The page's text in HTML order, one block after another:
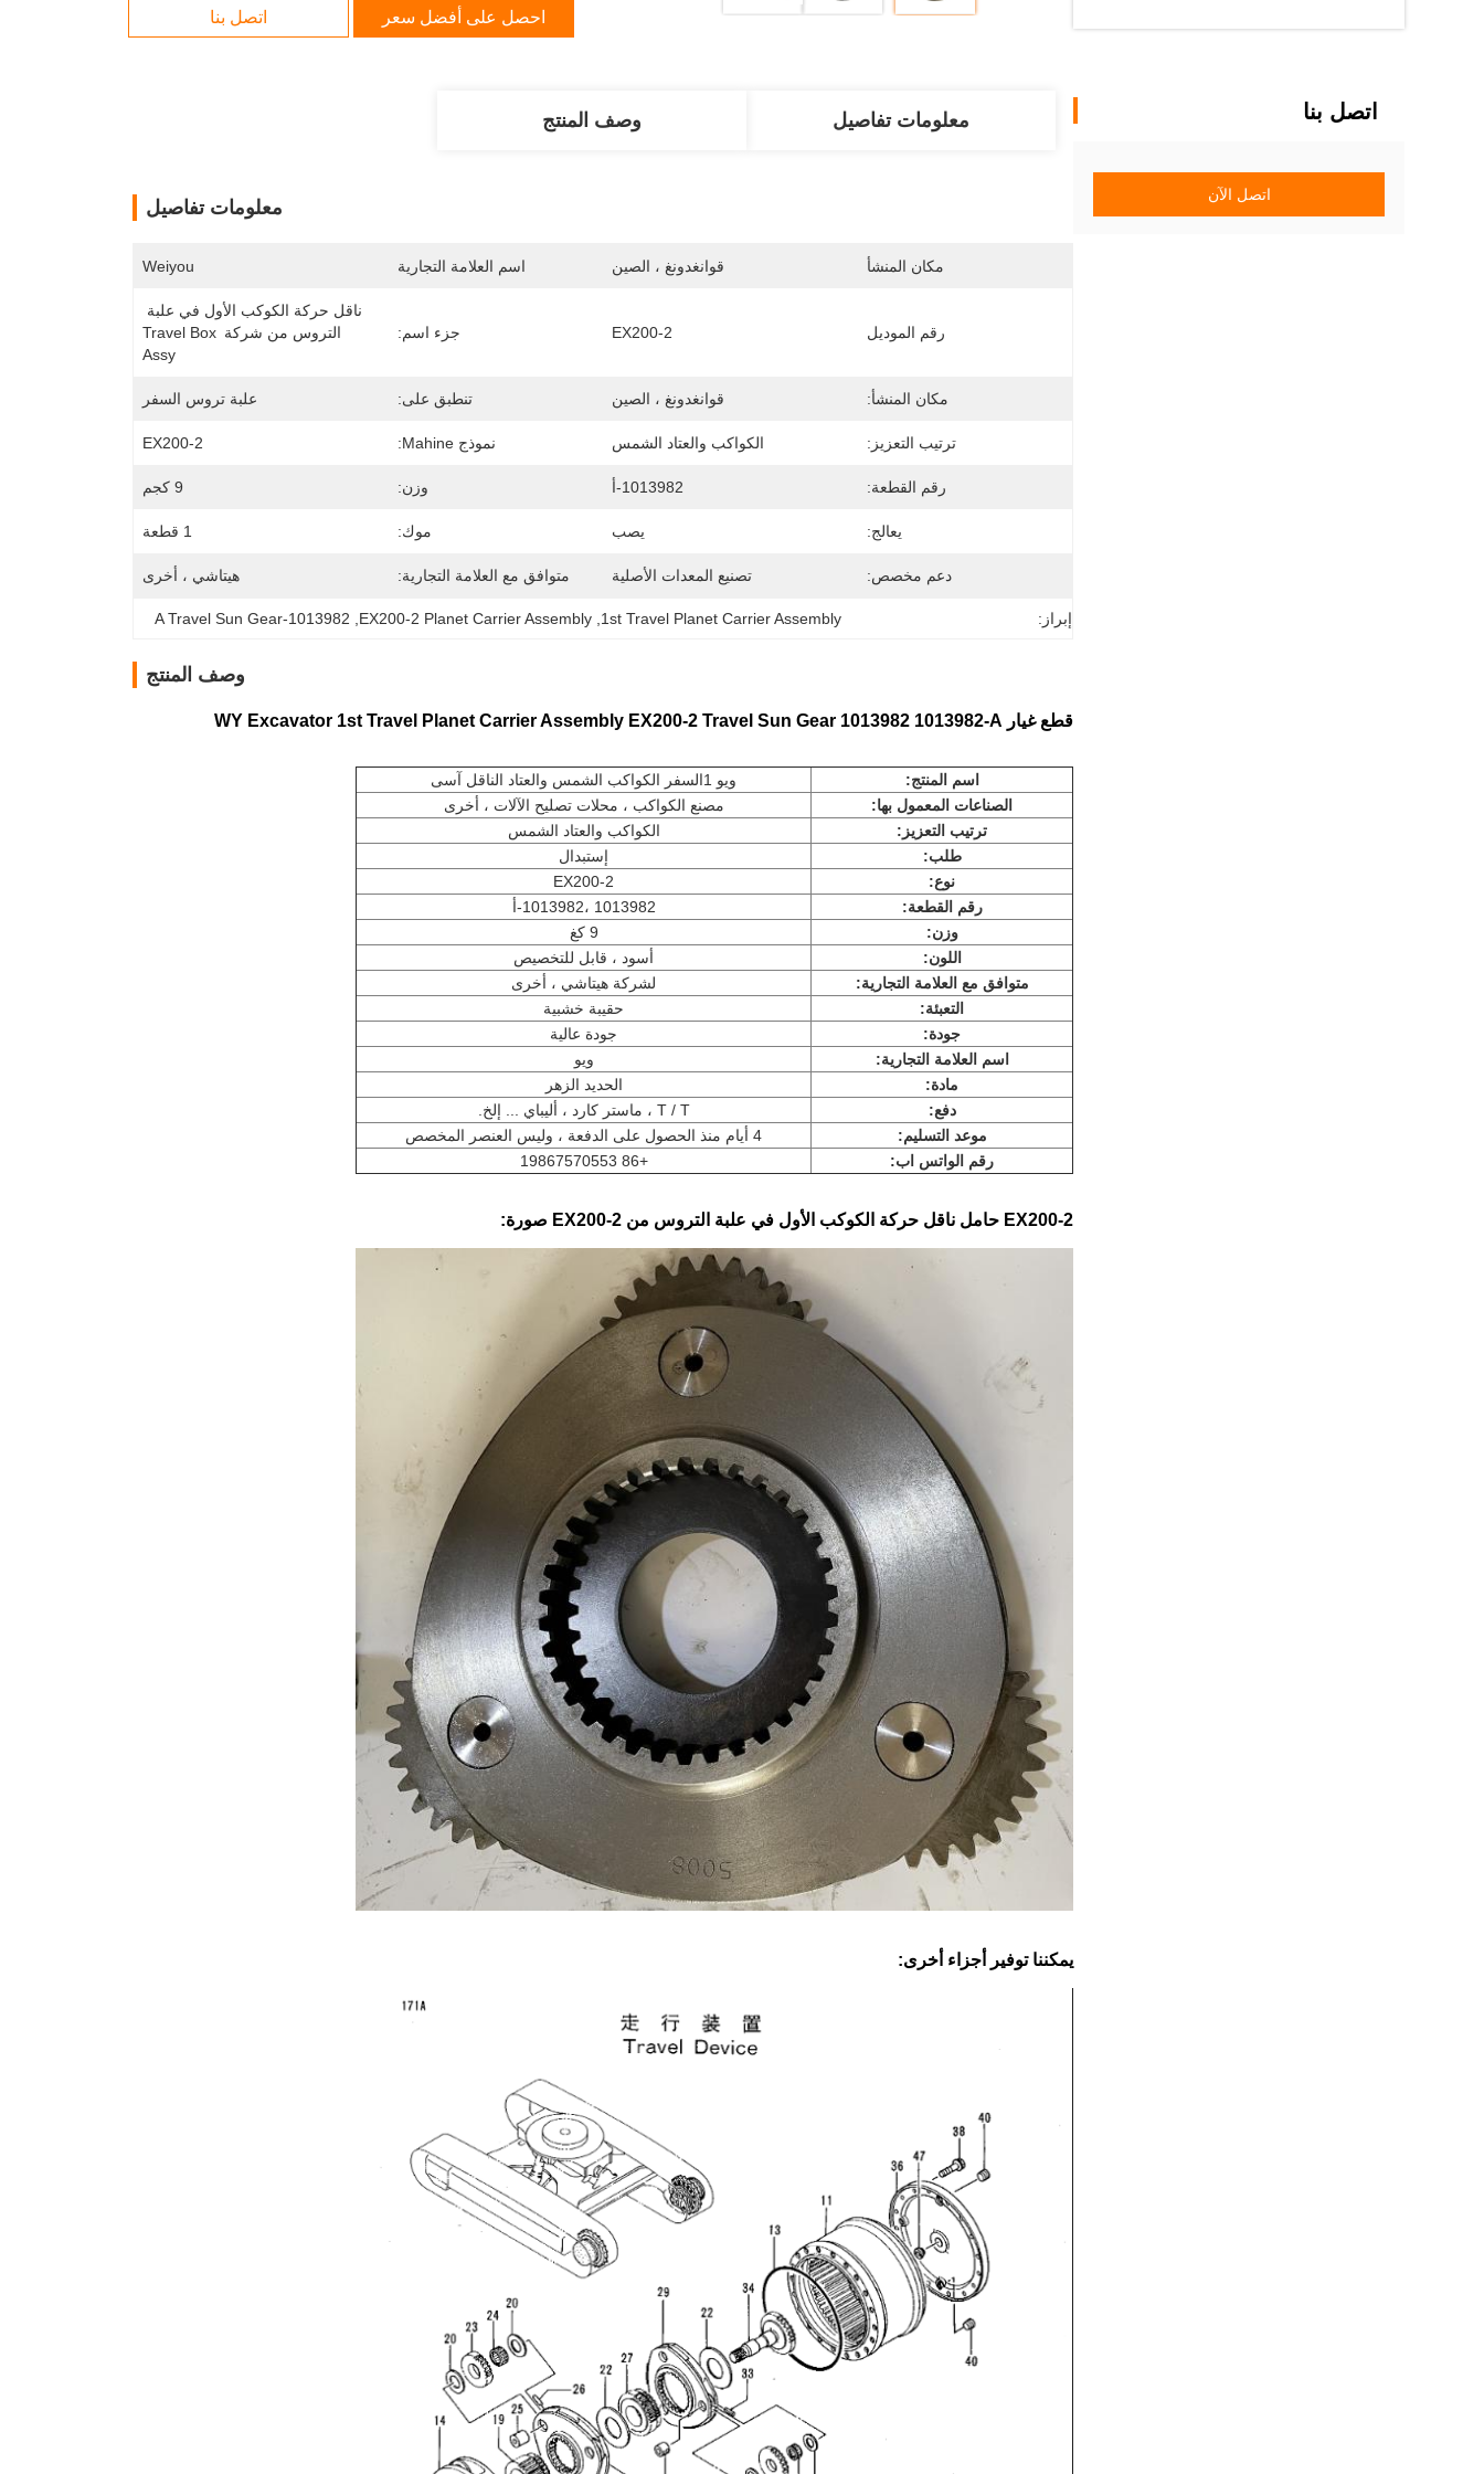
اتصل بنا
اتصل الآن
احصل على أفضل سعر اتصل بنا
معلومات تفاصيل وصف المنتج
معلومات تفاصيل
مكان المنشأ قوانغدونغ ، الصين اسم العلامة التجارية Weiyou
رقم الموديل EX200-2 جزء اسم:
التروس من شركة Travel Box
Assy
مكان المنشأ: قوانغدونغ ، الصين تنطبق على: علبة تروس السفر
ترتيب التعزيز: الكواكب والعتاد الشمس نموذج Mahine: EX200-2
رقم القطعة: 1013982-أ وزن: 9 كجم
يعالج: يصب موك: 1 قطعة
دعم مخصص: تصنيع المعدات الأصلية متوافق مع العلامة التجارية: هيتاشي ، أخرى
إبراز: 1st Travel Planet Carrier Assembly
,
EX200-2 Planet Carrier Assembly
1013982-A Travel Sun Gear
وصف المنتج
قطع غيار WY Excavator 1st Travel Planet Carrier Assembly EX200-2 Travel Sun Gear 1013982 1013982-A
اسم المنتج: ويو 1 السفر الكواكب الشمس والعتاد الناقل آسى
الصناعات المعمول بها:
مصنع الكواكب ، محلات تصليح الآلات ، أخرى
ترتيب التعزيز:
الكواكب والعتاد الشمس
طلب:
إستبدال
نوع:
EX200-2
رقم القطعة:
1013982 ،
1013982-أ
وزن:
9 كغ
اللون:
أسود ، قابل للتخصيص
متوافق مع العلامة التجارية:
لشركة هيتاشي ، أخرى
التعبئة:
حقيبة خشبية
جودة:
جودة عالية
اسم العلامة التجارية:
ويو
مادة:
الحديد الزهر
دفع:
T / T ، ماستر كارد ، أليباي ... إلخ.
موعد التسليم:
4 أيام منذ الحصول على الدفعة ، وليس العنصر المخصص
رقم الواتس اب:
+86 19867570553
EX200-2 حامل ناقل حركة الكوكب الأول في علبة التروس من EX200-2 صورة:
يمكننا توفير أجزاء أخرى: